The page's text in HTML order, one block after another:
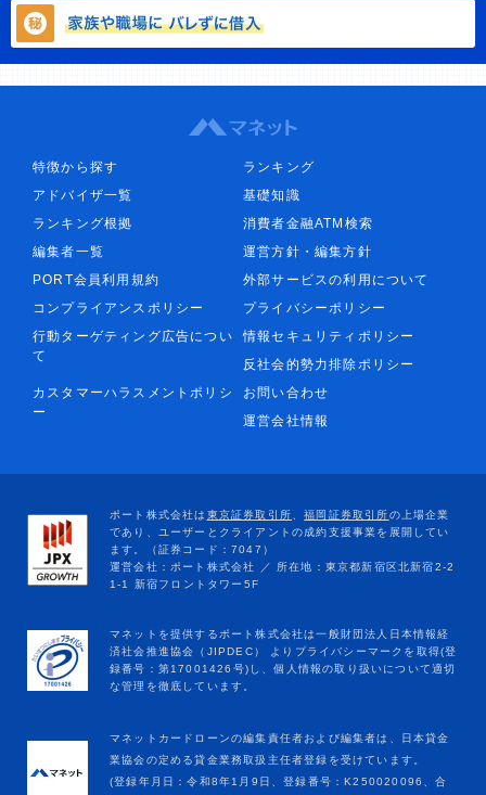
特徴から探す
ランキング
アドバイザ一覧
基礎知識
ランキング根拠
消費者金融ATM検索
編集者一覧
運営方針・編集方針
PORT会員利用規約
外部サービスの利用について
コンプライアンスポリシー
プライバシーポリシー
行動ターゲティング広告につい
て
情報セキュリティポリシー
反社会的勢力排除ポリシー
カスタマーハラスメントポリシ
ー
お問い合わせ
運営会社情報
マネットカードローンの編集責任者および編集者は、日本貸金
業協会の定める貸金業務取扱主任者登録を受けています。
(登録年月日：令和8年1月9日、登録番号：K250020096、合